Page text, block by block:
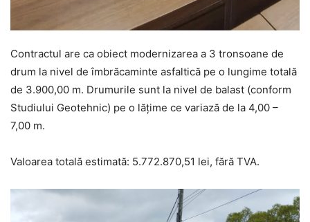
Contractul are ca obiect modernizarea a 3 tronsoane de
drum la nivel de îmbrăcaminte asfaltică pe o lungime totală
de 3.900,00 m. Drumurile sunt la nivel de balast (conform
Studiului Geotehnic) pe o lățime ce variază de la 4,00 –
7,00 m.
Valoarea totală estimată: 5.772.870,51 lei, fără TVA.